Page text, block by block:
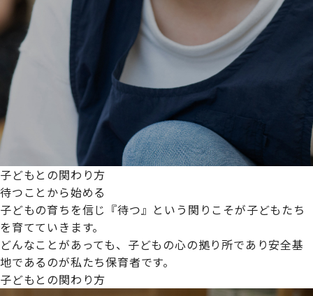
子どもとの関わり方
待つことから始める
子どもの育ちを信じ『待つ』という関りこそが子どもたち
を育てていきます。
どんなことがあっても、子どもの心の拠り所であり安全基
地であるのが私たち保育者です。
子どもとの関わり方